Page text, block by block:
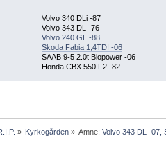
Volvo 340 DLi -87
Volvo 343 DL -76
Volvo 240 GL -88
Skoda Fabia 1,4TDI -06
SAAB 9-5 2.0t Biopower -06
Honda CBX 550 F2 -82
» Kyrkogården» Ämne:Volvo 343 DL -07,